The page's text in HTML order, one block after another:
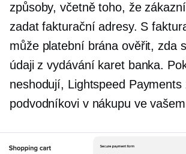
způsoby, včetně toho, že
zadat fakturační adresy. S
může platební brána ověřit, zda
údaji zvydávání karetbanka.
neshodují, Lightspeed Payments
podvodníkovi v nákupu ve